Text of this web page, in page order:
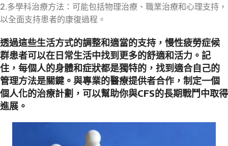
2.多學科治療方法：可能包括物理治療、職業治療和心理支持，
以全面支持患者的康復過程。
透過這些生活方式的調整和適當的支持，慢性疲勞症候
群患者可以在日常生活中找到更多的舒適和活力。記
住，每個人的身體和症狀都是獨特的，找到適合自己的
管理方法是關鍵。與專業的醫療提供者合作，制定一個
個人化的治療計劃，可以幫助你與CFS的長期戰鬥中取得
進展。